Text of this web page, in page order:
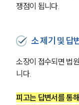
쟁점이 됩니다.
소 제기 및 답
소장이 접수되면 법
니다.
피고는 답변서를 통